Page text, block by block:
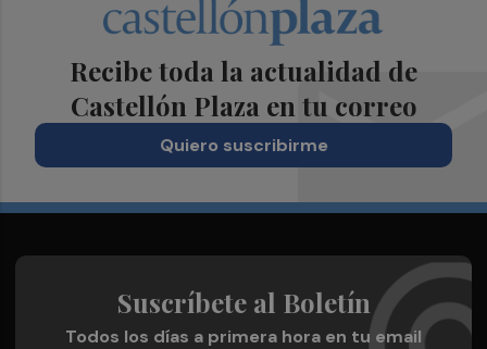
Recibe toda la actualidad de
Castellón Plaza en tu correo
Quiero suscribirme
Suscríbete al Boletín
Todos los días a primera hora en tu email